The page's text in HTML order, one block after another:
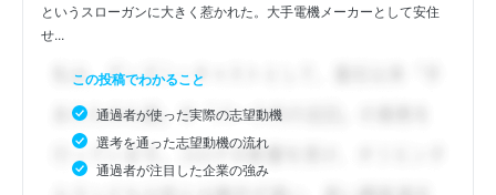
というスローガンに大きく惹かれた。大手電機メーカーとして安住
せ...
この投稿でわかること
通過者が使った実際の志望動機
選考を通った志望動機の流れ
通過者が注目した企業の強み